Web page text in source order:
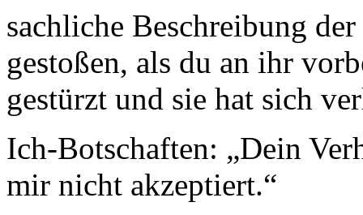
sachliche Beschreibung
gestoßen, als du an ihr
gestürzt und sie hat sich
Ich-Botschaften: „Dein
mir nicht akzeptiert.“